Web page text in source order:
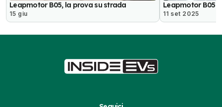
Leapmotor B05, la prova su strada
15 giu
Leapmotor B05
11 set 2025